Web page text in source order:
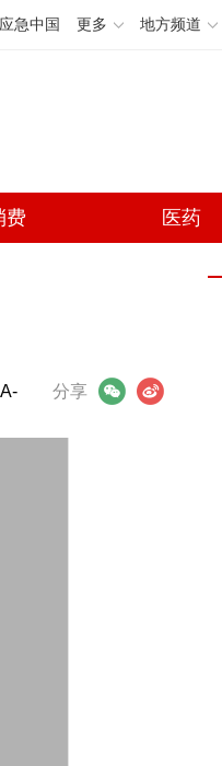
应急中国 更多 地方频道
费 医药
分享
信 微博
A-